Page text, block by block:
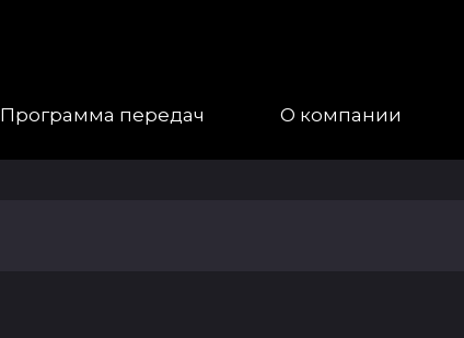
Программа передач О компании